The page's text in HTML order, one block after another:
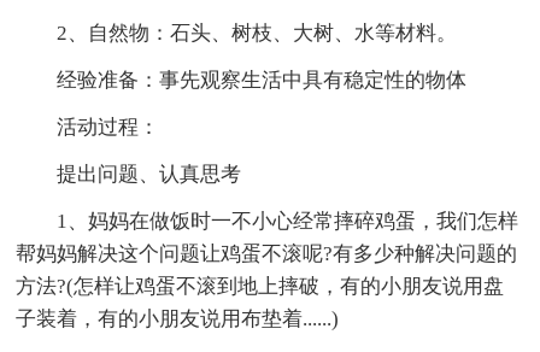
2、自然物：石头、树枝、大树、水等材料。
经验准备：事先观察生活中具有稳定性的物体
活动过程：
提出问题、认真思考
1、妈妈在做饭时一不小心经常摔碎鸡蛋，我们怎样
帮妈妈解决这个问题让鸡蛋不滚呢?有多少种解决问题的
方法?(怎样让鸡蛋不滚到地上摔破，有的小朋友说用盘
子装着，有的小朋友说用布垫着......)